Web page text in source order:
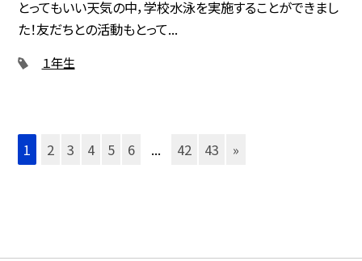
とってもいい天気の中，学校水泳を実施することができまし
た！友だちとの活動もとって...
１年生
1 2 3 4 5 6 ... 42 43 »